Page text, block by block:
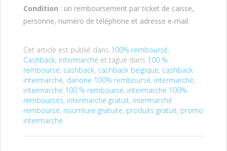
Condition : un remboursement par ticket de caisse,
personne, numéro de téléphone et adresse e-mail.
Cet article est publié dans 100% remboursé,
Cashback, Intermarché et tagué dans 100 %
remboursé, cashback, cashback belgique, cashback
intermarché, danone 100% remboursé, intermarché,
intermarché 100´% remboursé, intermarché 100%
remboursés, intermarché gratuit, intermarché
remboursé, nourriture gratuite, produits gratuit, promo
intermarché.